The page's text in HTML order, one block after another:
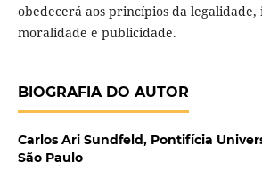
obedecerá aos princípios da legalidade,
moralidade e publicidade.
BIOGRAFIA DO AUTOR
Carlos Ari Sundfeld, Pontifícia
São Paulo